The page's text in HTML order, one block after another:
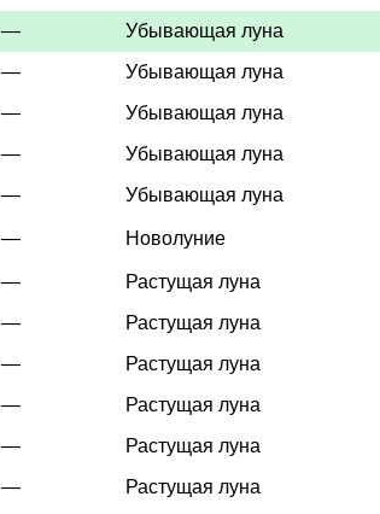
— Убывающая луна
— Убывающая луна
— Убывающая луна
— Убывающая луна
— Убывающая луна
— Новолуние
— Растущая луна
— Растущая луна
— Растущая луна
— Растущая луна
— Растущая луна
— Растущая луна